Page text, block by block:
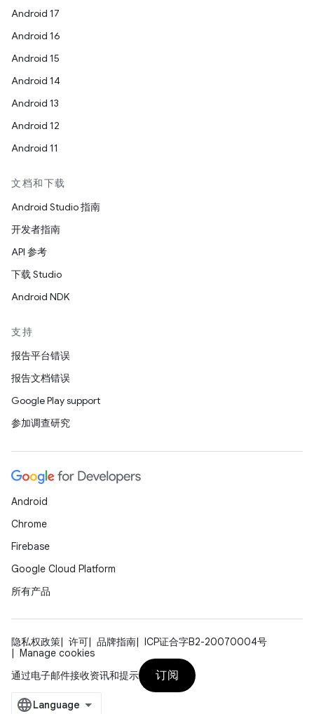
Android 17
Android 16
Android 15
Android 14
Android 13
Android 12
Android 11
文档和下载
Android Studio 指南
开发者指南
API 参考
下载 Studio
Android NDK
支持
报告平台错误
报告文档错误
Google Play support
参加调查研究
Android
Chrome
Firebase
Google Cloud Platform
所有产品
隐私权政策 许可 品牌指南
ICP证合字B2-20070004号
Manage cookies
通过电子邮件接收资讯和提示
订阅